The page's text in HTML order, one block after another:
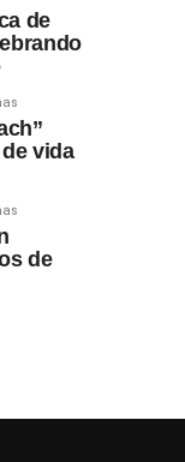
de
vida
de